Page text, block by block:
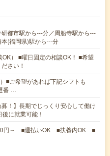
都市駅から---分／周船寺駅から---
(福岡県)駅から---分
） ■曜日固定の相談OK！ ■希望
さい！
■ご希望があれば下記シフトも
番 …
募！】長期でじっくり安心して働け
に就業可能！
円～ ■週払いOK ■扶養内OK ■